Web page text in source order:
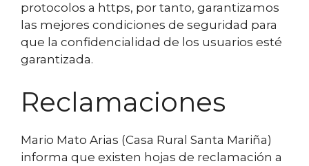
protocolos a https, por tanto, garantizamos
las mejores condiciones de seguridad para
que la confidencialidad de los usuarios esté
garantizada.
Reclamaciones
Mario Mato Arias (Casa Rural Santa Mariña)
informa que existen hojas de reclamación a